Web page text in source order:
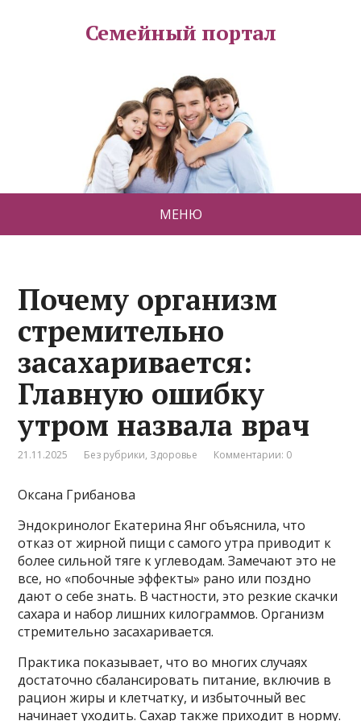
Семейный портал
МЕНЮ
Почему организм
стремительно
засахаривается:
Главную ошибку
утром назвала врач
21.11.2025 Без рубрики, Здоровье Комментарии: 0
Оксана Грибанова
Эндокринолог Екатерина Янг объяснила, что
отказ от жирной пищи с самого утра приводит к
более сильной тяге к углеводам. Замечают это не
все, но «побочные эффекты» рано или поздно
дают о себе знать. В частности, это резкие скачки
сахара и набор лишних килограммов. Организм
стремительно засахаривается.
Практика показывает, что во многих случаях
достаточно сбалансировать питание, включив в
рацион жиры и клетчатку, и избыточный вес
начинает уходить. Сахар также приходит в норму.